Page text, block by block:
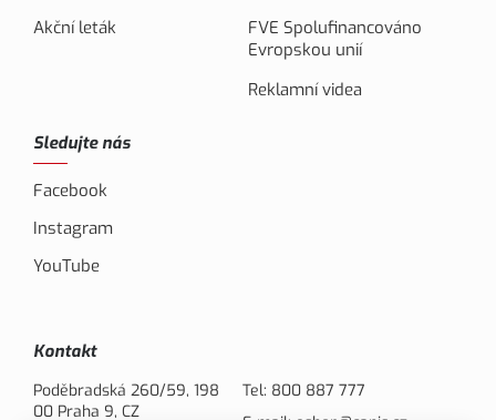
Akční leták
FVE Spolufinancováno
Evropskou unií
Reklamní videa
Sledujte nás
Facebook
Instagram
YouTube
Kontakt
Poděbradská 260/59, 198
00 Praha 9, CZ
Tel: 800 887 777